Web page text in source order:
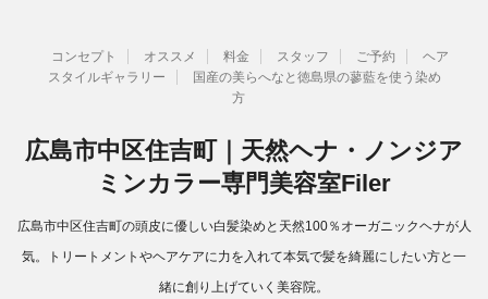
コンセプト オススメ 料金 スタッフ ご予約
ヘア
スタイルギャラリー
国産の美らへなと徳島県の蓼藍を使う染め
方
広島市中区住吉町｜天然ヘナ・ノンジア
ミンカラー専門美容室Filer
広島市中区住吉町の頭皮に優しい白髪染めと天然100％オーガニックヘナが人
気。トリートメントやヘアケアに力を入れて本気で髪を綺麗にしたい方と一
緒に創り上げていく美容院。